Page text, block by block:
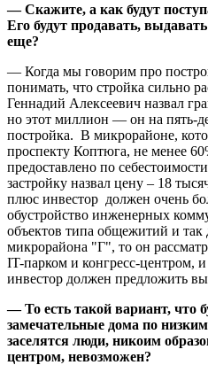
— Скажите, а как будут
Его будут продавать,
еще?
— Когда мы говорим про
понимать, что стройка сильно
Геннадий Алексеевич назвал
но этот миллион — он на пять-
постройка. В микрорайоне,
проспекту Коптюга, не менее
предоставлено по
застройку назвал цену – 18
плюс инвестор должен очень
обустройство инженерных
объектов типа общежитий и так
микрорайона "Г", то он
IT-парком и конгресс-центром,
инвестор должен предложить
— То есть такой вариант, что
замечательные дома по
заселятся люди, никоим
центром, невозможен?